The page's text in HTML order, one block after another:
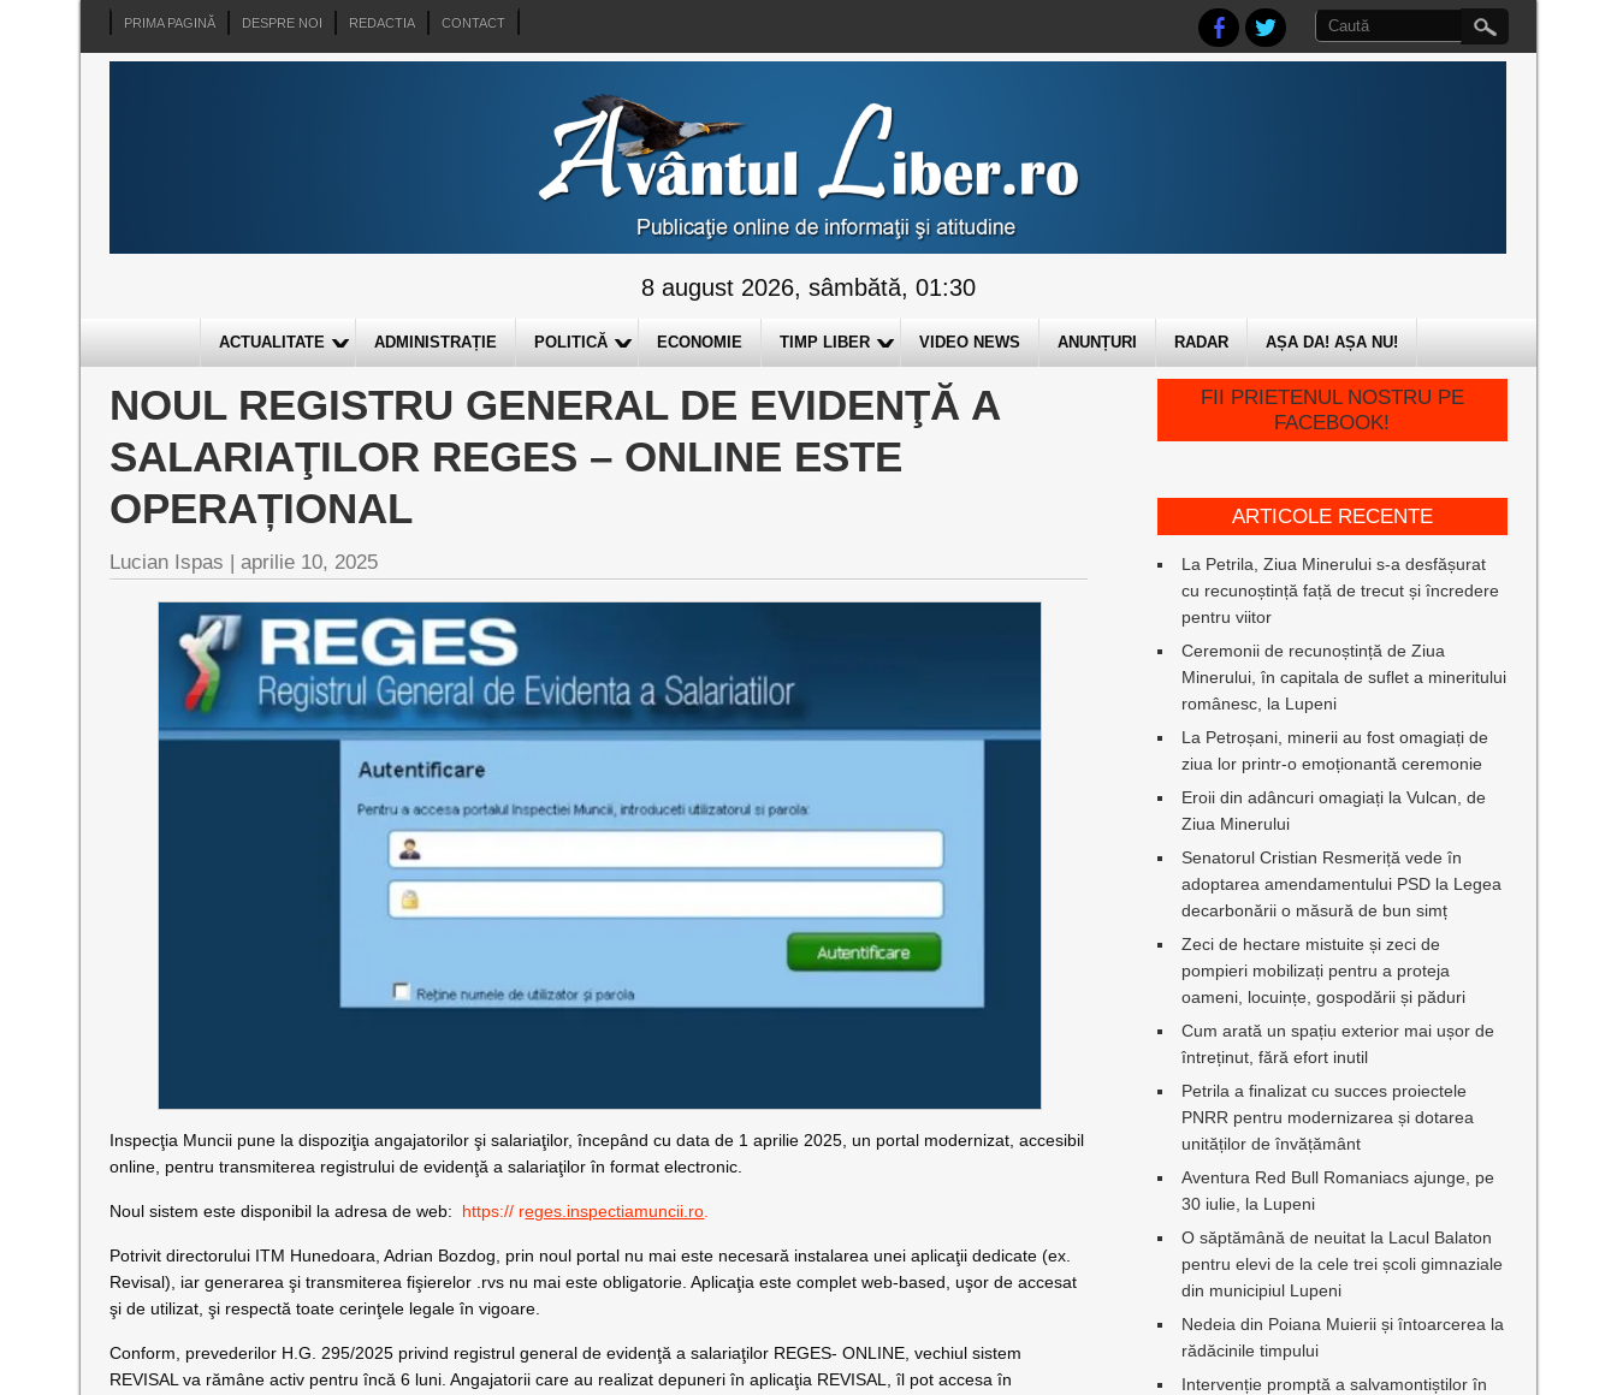
PRIMA PAGINĂ DESPRE NOI REDACTIA CONTACT
8 august 2026, sâmbătă, 01:30
ACTUALITATE ADMINISTRAȚIE POLITICĂ ECONOMIE TIMP LIBER VIDEO NEWS ANUNȚURI RADAR AȘA DA! AȘA NU!
NOUL REGISTRU GENERAL DE EVIDENŢĂ A
SALARIAŢILOR REGES – ONLINE ESTE
OPERAȚIONAL
Lucian Ispas |aprilie 10, 2025
Inspecţia Muncii pune la dispoziţia angajatorilor şi salariaţilor, începând cu data de 1 aprilie 2025, un portal modernizat, accesibil
online, pentru transmiterea registrului de evidenţă a salariaţilor în format electronic.
Noul sistem este disponibil la adresa de web: https:// reges.inspectiamuncii.ro.
Potrivit directorului ITM Hunedoara, Adrian Bozdog, prin noul portal nu mai este necesară instalarea unei aplicaţii dedicate (ex.
Revisal), iar generarea şi transmiterea fişierelor .rvs nu mai este obligatorie. Aplicaţia este complet web-based, uşor de accesat
şi de utilizat, şi respectă toate cerinţele legale în vigoare.
Conform, prevederilor H.G. 295/2025 privind registrul general de evidenţă a salariaţilor REGES- ONLINE, vechiul sistem
REVISAL va rămâne activ pentru încă 6 luni. Angajatorii care au realizat depuneri în aplicaţia REVISAL, îl pot accesa în
FII PRIETENUL NOSTRU PE
FACEBOOK!
ARTICOLE RECENTE
La Petrila, Ziua Minerului s-a desfășurat
cu recunoștință față de trecut și încredere
pentru viitor
Ceremonii de recunoștință de Ziua
Minerului, în capitala de suflet a mineritului
românesc, la Lupeni
La Petroșani, minerii au fost omagiați de
ziua lor printr-o emoționantă ceremonie
Eroii din adâncuri omagiați la Vulcan, de
Ziua Minerului
Senatorul Cristian Resmeriță vede în
adoptarea amendamentului PSD la Legea
decarbonării o măsură de bun simț
Zeci de hectare mistuite și zeci de
pompieri mobilizați pentru a proteja
oameni, locuințe, gospodării și păduri
Cum arată un spațiu exterior mai ușor de
întreținut, fără efort inutil
Petrila a finalizat cu succes proiectele
PNRR pentru modernizarea și dotarea
unităților de învățământ
Aventura Red Bull Romaniacs ajunge, pe
30 iulie, la Lupeni
O săptămână de neuitat la Lacul Balaton
pentru elevi de la cele trei școli gimnaziale
din municipiul Lupeni
Nedeia din Poiana Muierii și întoarcerea la
rădăcinile timpului
Intervenție promptă a salvamontiștilor în